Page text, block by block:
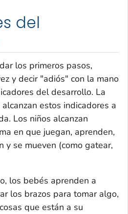
del
los primeros pasos,
y decir "adiós" con la mano
del desarrollo. La
estos indicadores a
Los niños alcanzan
en que juegan, aprenden,
y se mueven (como gatear,
los bebés aprenden a
los brazos para tomar algo,
que están a su